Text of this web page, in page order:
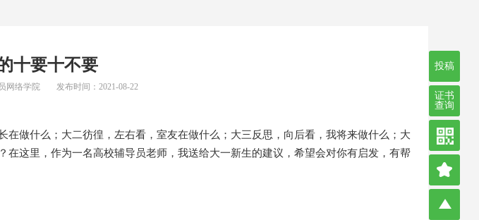
十要十不要
网络学院 发布时间：2021-08-22
做什么；大二彷徨，左右看，室友在做什么；大三反思，向后看，我将来做什么；大
这里，作为一名高校辅导员老师，我送给大一新生的建议，希望会对你有启发，有帮
投稿
证书
查询